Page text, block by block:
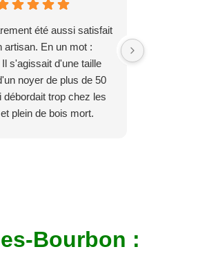
été aussi satisfait
artisan. En un mot :
Il s'agissait d'une taille
noyer de plus de 50
débordait trop chez les
plein de bois mort.
connaissent très bien
c'est juste une
Bourbon :